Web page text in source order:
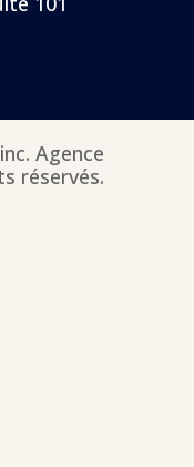
Agence
réservés.